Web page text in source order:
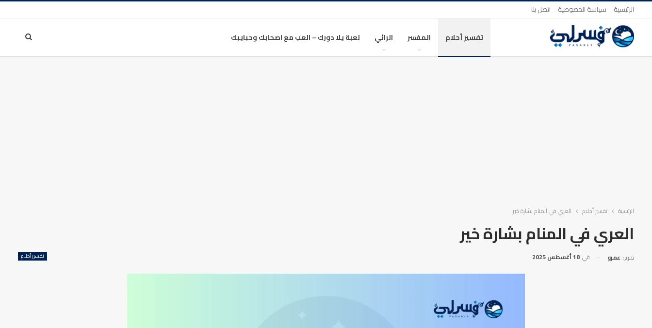
الرئيسية سياسة الخصوصية اتصل بنا
تفسير أحلام المفسر الرائي لعبة يلا دورك – العب مع اصحابك وحبايبك
الرئيسية تفسير أحلام العري في المنام بشارة خير
العري في المنام بشارة خير
تفسير أحلام تحرير: عمرو في 18 أغسطس 2025